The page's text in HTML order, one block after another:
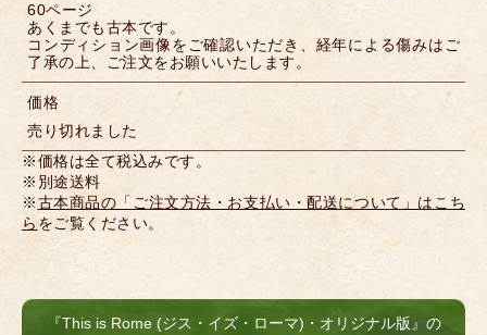
60ページ
あくまでも古本です。
コンディション画像をご確認いただき、経年による傷みはご
了承の上、ご注文をお願いいたします。
価格
売り切れました
※価格は全て税込みです。
※別途送料
※古本商品の「ご注文方法・お支払い・配送について」はこち
らをご覧ください。
『This is Rome (ジス・イズ・ローマ)・オリジナル版』の